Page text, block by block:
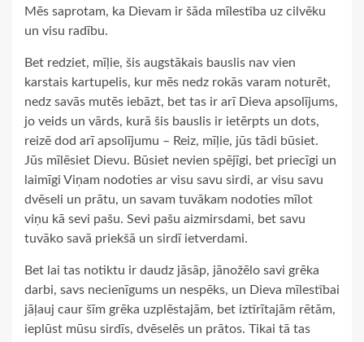
Mēs saprotam, ka Dievam ir šāda mīlestība uz cilvēku
un visu radību.
Bet redziet, mīļie, šis augstākais bauslis nav vien
karstais kartupelis, kur mēs nedz rokās varam noturēt,
nedz savās mutēs iebāzt, bet tas ir arī Dieva apsolījums,
jo veids un vārds, kurā šis bauslis ir ietērpts un dots,
reizē dod arī apsolījumu – Reiz, mīļie, jūs tādi būsiet.
Jūs mīlēsiet Dievu. Būsiet nevien spējīgi, bet priecīgi un
laimīgi Viņam nodoties ar visu savu sirdi, ar visu savu
dvēseli un prātu, un savam tuvākam nodoties mīlot
viņu kā sevi pašu. Sevi pašu aizmirsdami, bet savu
tuvāko savā priekšā un sirdī ietverdami.
Bet lai tas notiktu ir daudz jāsāp, jānožēlo savi grēka
darbi, savs necienīgums un nespēks, un Dieva mīlestībai
jāļauj caur šīm grēka uzplēstajām, bet iztīrītajām rētām,
ieplūst mūsu sirdīs, dvēselēs un prātos. Tikai tā tas